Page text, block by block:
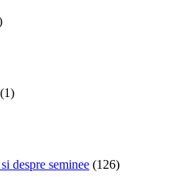
(1)
despre seminee (126)